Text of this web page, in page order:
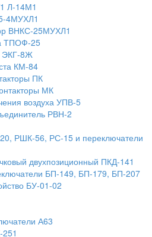
Л-14М1
4МУХЛ1
ВНКС-25МУХЛ1
ТПОФ-25
ЭКГ-8Ж
КМ-84
ПК
МК
воздуха УПВ-5
РВН-2
РШК-56, РС-15 и переключатели
двухпозиционный ПКД-141
БП-149, БП-179, БП-207
БУ-01-02
А63